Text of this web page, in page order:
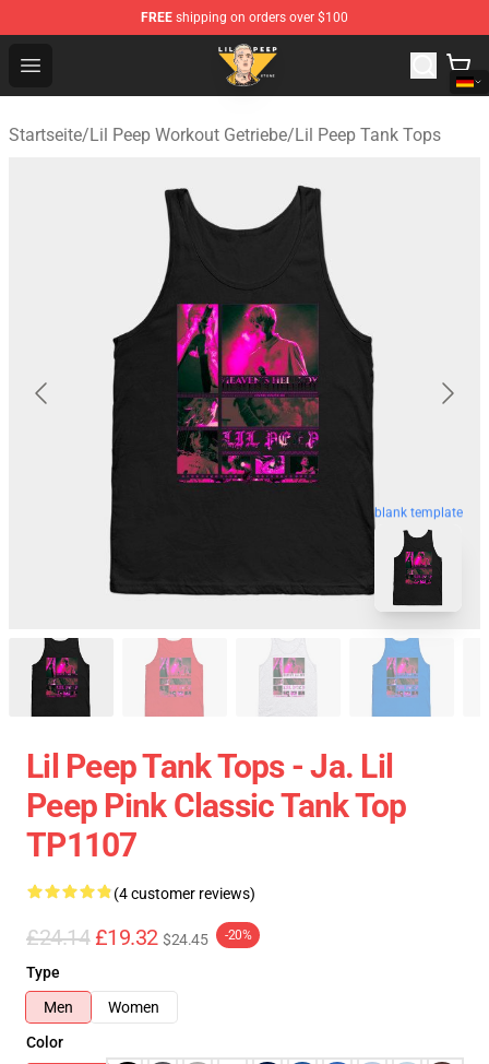
FREE shipping on orders over $100
Open menu
Lil Peep Store - Official Lil Peep Merchandise Shop
Startseite/Lil Peep Workout Getriebe/Lil Peep Tank Tops
blank template
Lil Peep Tank Tops - Ja. Lil
Peep Pink Classic Tank Top
TP1107
(4 customer reviews)
£24.14 £19.32 $24.45 -20%
Type
Men
Women
Color